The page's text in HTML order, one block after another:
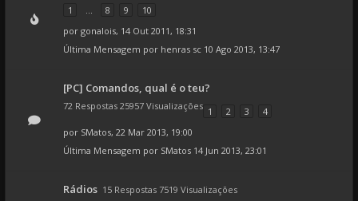
1
... 8 9
10
por gonalois, 14 Out 2011, 18:31
Última Mensagem por henras sc 10 Ago 2013, 13:47
[PC] Comandos, qual é o teu?
72 Respostas 25957 Visualizações 1 2 3
4
por SMatos, 22 Mar 2013, 19:00
Última Mensagem por SMatos 14 Jun 2013, 23:01
Rádios 15 Respostas 7519 Visualizações